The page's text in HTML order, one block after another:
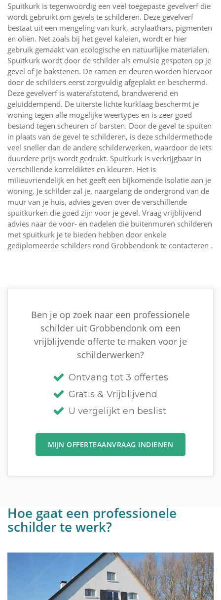
Spuitkurk is tegenwoordig een veel toegepaste gevelverf die
wordt gebruikt om gevels te schilderen. Deze gevelverf
bestaat uit een mengeling van kurk, acrylaathars, pigmenten
en oliën. Net zoals bij het gevel kaleien, wordt er hier
gebruik gemaakt van ecologische en natuurlijke materialen.
Spuitkurk wordt door de schilder als emulsie gespoten op je
gevel of je bakstenen. De ramen en deuren worden hiervoor
door de schilders eerst zorgvuldig afgeplakt en beschermd.
Deze gevelverf is waterafstotend, brandwerend en
geluiddempend. De uiterste lichte kurklaag beschermt je
woning tegen alle mogelijke weertypes en is zeer goed
bestand tegen scheuren of barsten. Door de gevel te spuiten
in plaats van de gevel te schilderen, is deze schildermethode
veel sneller dan de andere schilderwerken, waardoor de iets
duurdere prijs wordt gedrukt. Spuitkurk is verkrijgbaar in
verschillende korreldiktes en kleuren. Het is
milieuvriendelijk en het geeft een bijkomende isolatie aan je
woning. Je schilder zal je, naargelang de ondergrond van de
muur van je huis, advies geven over de verschillende
spuitkurken die goed zijn voor je gevel. Vraag vrijblijvend
advies naar de voor- en nadelen die buitenmuren schilderen
met spuitkurk je te bieden hebben door enkele
gediplomeerde schilders rond Grobbendonk te contacteren .
Ben je op zoek naar een professionele
schilder uit Grobbendonk om een
vrijblijvende offerte te maken voor je
schilderwerken?
Ontvang tot 3 offertes
Gratis & Vrijblijvend
U vergelijkt en beslist
MIJN OFFERTEAANVRAAG INDIENEN
Hoe gaat een professionele
schilder te werk?